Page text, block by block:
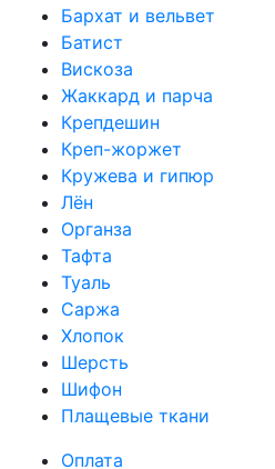
Бархат и вельвет
Батист
Вискоза
Жаккард и парча
Крепдешин
Креп-жоржет
Кружева и гипюр
Лён
Органза
Тафта
Туаль
Саржа
Хлопок
Шерсть
Шифон
Плащевые ткани
Оплата